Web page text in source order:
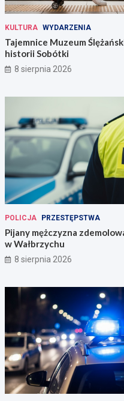
KULTURA WYDARZENIA
Tajemnice Muzeum
historii Sobótki
8 sierpnia 2026
POLICJA PRZESTĘPSTWA
Pijany mężczyzna
w Wałbrzychu
8 sierpnia 2026